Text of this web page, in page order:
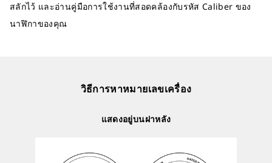
สลักไว้ และอ่านคู่มือการใช้งานที่สอดคล้องกับรหัส Caliber ของ
นาฬิกาของคุณ
วิธีการหาหมายเลขเครื่อง
แสดงอยู่บนฝาหลัง